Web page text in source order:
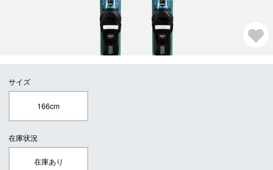
サイズ
166cm
在庫状況
在庫あり